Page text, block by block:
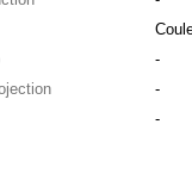
-
-
-